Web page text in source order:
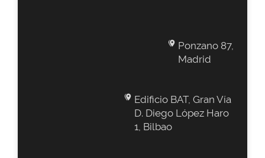
Ponzano 87,
Madrid
Edificio BAT, Gran Vía
D. Diego López Haro
1, Bilbao